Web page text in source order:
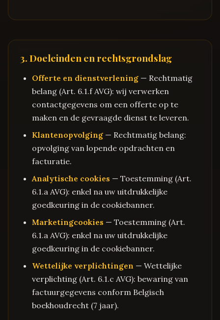
3. Doeleinden en rechtsgrondslag
Offerte en dienstverlening — Rechtmatig
belang (Art. 6.1.f AVG): wij verwerken
contactgegevens om een offerte op te
maken en de gevraagde dienst te leveren.
Klantenopvolging — Rechtmatig belang:
opvolging van lopende opdrachten en
facturatie.
Analytische cookies — Toestemming (Art.
6.1.a AVG): enkel na uw uitdrukkelijke
goedkeuring in de cookiebanner.
Marketingcookies — Toestemming (Art.
6.1.a AVG): enkel na uw uitdrukkelijke
goedkeuring in de cookiebanner.
Wettelijke verplichtingen — Wettelijke
verplichting (Art. 6.1.c AVG): bewaring van
factuurgegevens conform Belgisch
boekhoudrecht (7 jaar).